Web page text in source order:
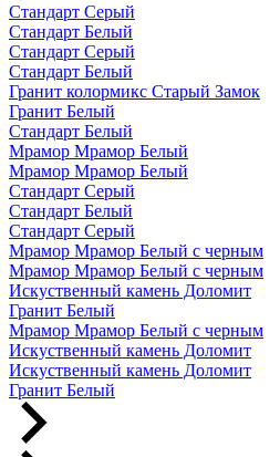
Стандарт Серый
Стандарт Белый
Стандарт Серый
Стандарт Белый
Гранит колормикс Старый Замок
Гранит Белый
Стандарт Белый
Мрамор Мрамор Белый
Мрамор Мрамор Белый
Стандарт Серый
Стандарт Белый
Стандарт Серый
Мрамор Мрамор Белый с черным
Мрамор Мрамор Белый с черным
Искуственный камень Доломит
Гранит Белый
Мрамор Мрамор Белый с черным
Искуственный камень Доломит
Искуственный камень Доломит
Гранит Белый